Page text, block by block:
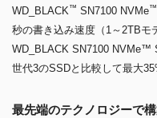
WD_BLACK™ SN7100 NVMe™
秒の書き込み速度（1～2TBモ
WD_BLACK SN7100 NVMe™
世代3のSSDと比較して最大
最先端のテクノロジーで